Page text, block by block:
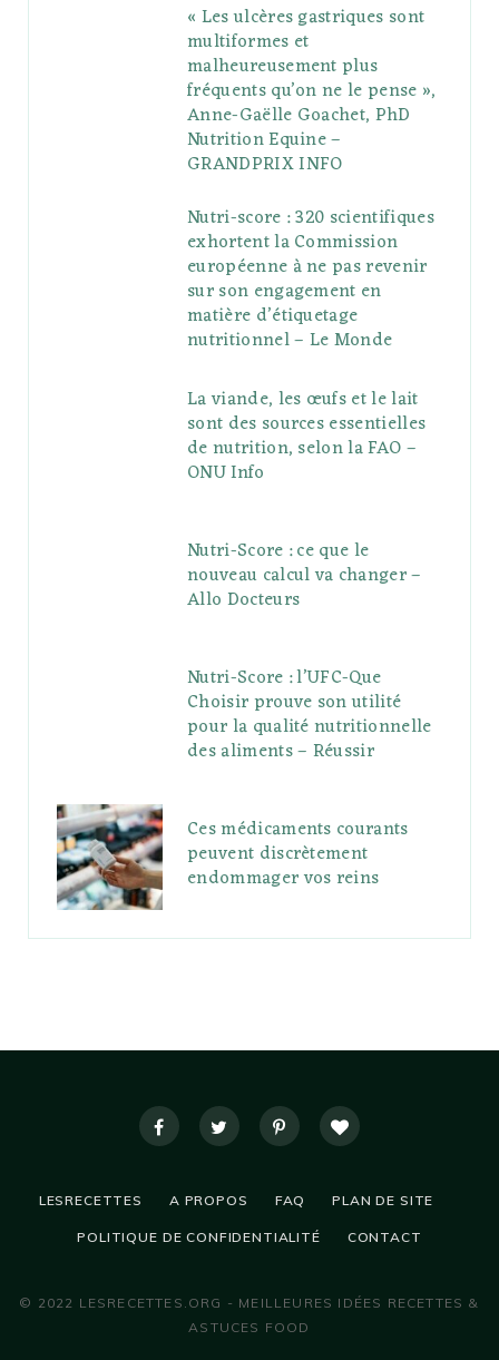
« Les ulcères gastriques sont
multiformes et
malheureusement plus
fréquents qu’on ne le pense »,
Anne-Gaëlle Goachet, PhD
Nutrition Equine –
GRANDPRIX INFO
Nutri-score : 320 scientifiques
exhortent la Commission
européenne à ne pas revenir
sur son engagement en
matière d’étiquetage
nutritionnel – Le Monde
La viande, les œufs et le lait
sont des sources essentielles
de nutrition, selon la FAO –
ONU Info
Nutri-Score : ce que le
nouveau calcul va changer –
Allo Docteurs
Nutri-Score : l’UFC-Que
Choisir prouve son utilité
pour la qualité nutritionnelle
des aliments – Réussir
Ces médicaments courants
peuvent discrètement
endommager vos reins
LESRECETTES A PROPOS FAQ PLAN DE SITE
POLITIQUE DE CONFIDENTIALITÉ CONTACT
© 2022 LESRECETTES.ORG - MEILLEURES IDÉES RECETTES &
ASTUCES FOOD